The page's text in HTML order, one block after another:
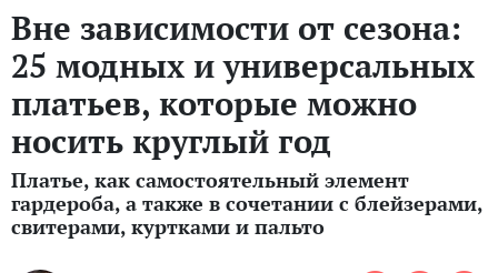
Вне зависимости от сезона:
25 модных и универсальных
платьев, которые можно
носить круглый год
Платье, как самостоятельный элемент
гардероба, а также в сочетании с блейзерами,
свитерами, куртками и пальто